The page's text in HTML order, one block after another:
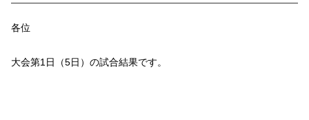
各位
大会第1日（5日）の試合結果です。